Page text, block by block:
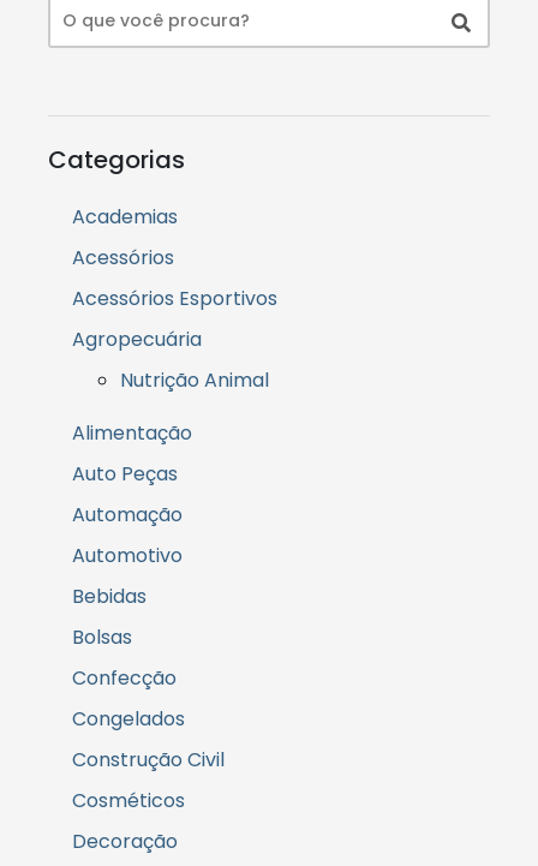
Categorias
Academias
Acessórios
Acessórios Esportivos
Agropecuária
Nutrição Animal
Alimentação
Auto Peças
Automação
Automotivo
Bebidas
Bolsas
Confecção
Congelados
Construção Civil
Cosméticos
Decoração